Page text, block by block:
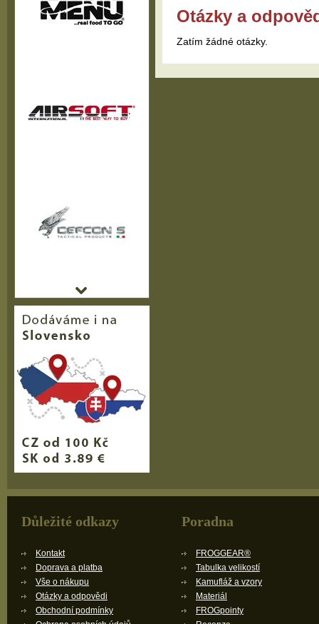
Otázky a
Zatím žádné otázky.
Důležité odkazy
Kontakt
Doprava a platba
Vše o nákupu
Otázky a odpovědi
Obchodní podmínky
Poradna
FROGGEAR®
Tabulka velikostí
Kamufláž a vzory
Materiál
FROGpointy